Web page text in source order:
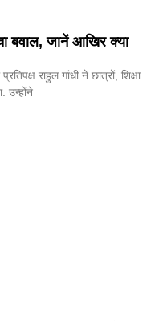
बवाल, जानें आखिर क्या
राहुल गांधी ने छात्रों, शिक्षा
उन्होंने